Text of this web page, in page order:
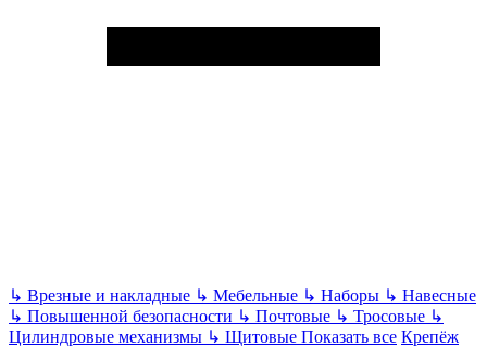
↳ Врезные и накладные ↳ Мебельные ↳ Наборы ↳ Навесные
↳ Повышенной безопасности ↳ Почтовые ↳ Тросовые ↳
Цилиндровые механизмы ↳ Щитовые Показать все Крепёж